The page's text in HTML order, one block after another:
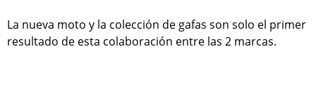
La nueva moto y la colección de gafas son solo el primer
resultado de esta colaboración entre las 2 marcas.